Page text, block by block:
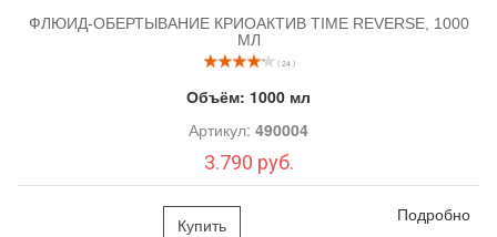
ФЛЮИД-ОБЕРТЫВАНИЕ КРИОАКТИВ TIME REVERSE, 1000
МЛ
( 24 )
Объём: 1000 мл
Артикул: 490004
3.790 руб.
Купить Подробно